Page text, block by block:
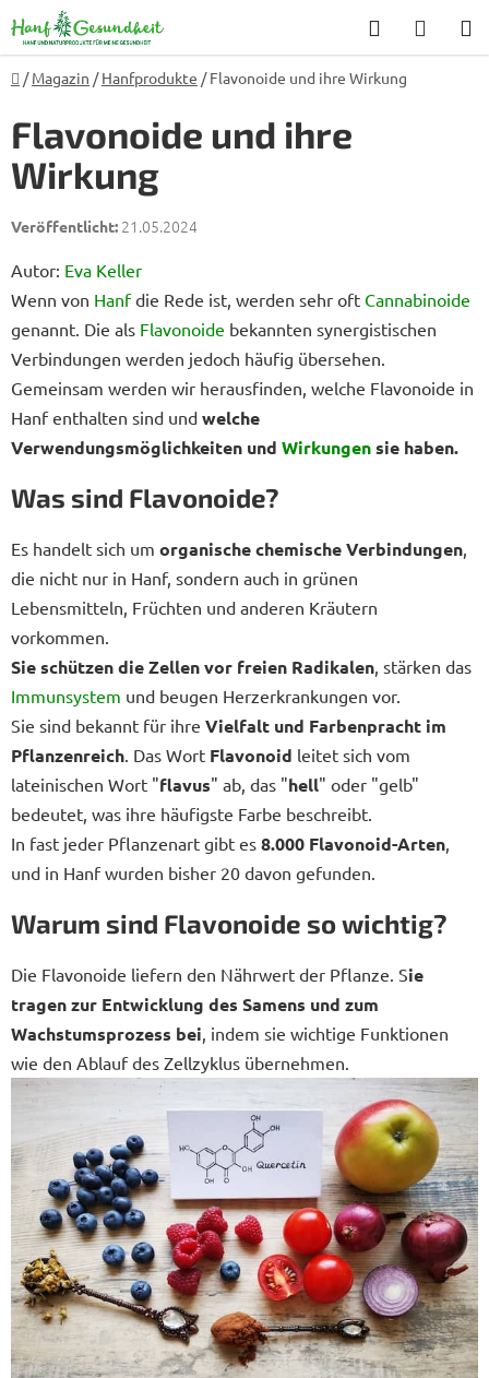
Inhalt
springen
Suchen
Startseite
/ Magazin / Hanfprodukte / Flavonoide und ihre Wirkung
Flavonoide und ihre
Wirkung
21.05.2024
Autor: Eva Keller
Wenn von Hanfdie Rede ist, werden sehr oft Cannabinoide
genannt. Die als Flavonoide bekannten synergistischen
Verbindungen werden jedoch häufig übersehen.
Gemeinsam werden wir herausfinden, welche Flavonoide in
Hanf enthalten sind und welche
Verwendungsmöglichkeiten und Wirkungensie haben.
Was sind Flavonoide?
Es handelt sich um organische chemische Verbindungen,
die nicht nur in Hanf, sondern auch in grünen
Lebensmitteln, Früchten und anderen Kräutern
vorkommen.
Sie schützen die Zellen vor freien Radikalen, stärken das
Immunsystem und beugen Herzerkrankungen vor.
Sie sind bekannt für ihre Vielfalt und Farbenpracht im
Pflanzenreich. Das Wort Flavonoid leitet sich vom
lateinischen Wort "flavus" ab, das "hell" oder "gelb"
bedeutet, was ihre häufigste Farbe beschreibt.
In fast jeder Pflanzenart gibt es 8.000 Flavonoid-Arten,
und in Hanf wurden bisher 20 davon gefunden.
Warum sind Flavonoide so wichtig?
Die Flavonoide liefern den Nährwert der Pflanze. Sie
tragen zur Entwicklung des Samens und zum
Wachstumsprozess bei, indem sie wichtige Funktionen
wie den Ablauf des Zellzyklus übernehmen.